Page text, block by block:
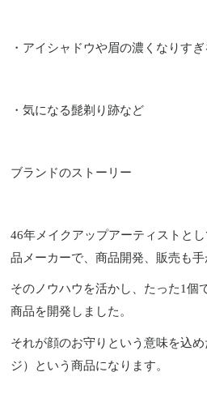
・アイシャドウや眉の濃くなりす
・気になる髭剃り跡など
ブランドのストーリー
46年メイクアップアーティストと
品メーカーで、商品開発、販売も手
そのノウハウを活かし、たった1個
商品を開発しました。
それが顔のお守りという意味を込
ジ）という商品になります。